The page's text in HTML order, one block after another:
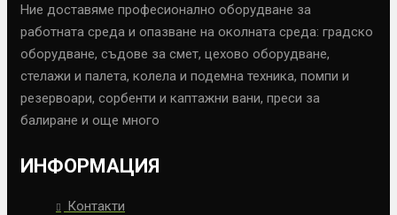
Ние доставяме професионално оборудване за
работната среда и опазване на околната среда: градско
оборудване, съдове за смет, цехово оборудване,
стелажи и палета, колела и подемна техника, помпи и
резервоари, сорбенти и каптажни вани, преси за
балиране и още много
ИНФОРМАЦИЯ
Контакти